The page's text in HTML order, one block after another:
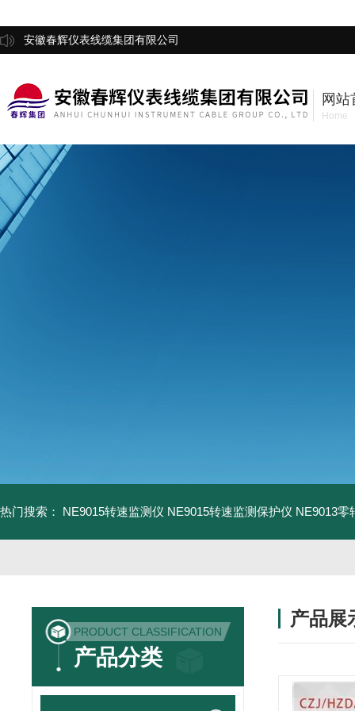
安徽春辉仪表线缆集团有限公司
网站
Home
热门搜索： NE9015转速监测仪 NE9015转速监测保护仪 NE9013零
PRODUCT CLASSIFICATION
产品分类
产品展